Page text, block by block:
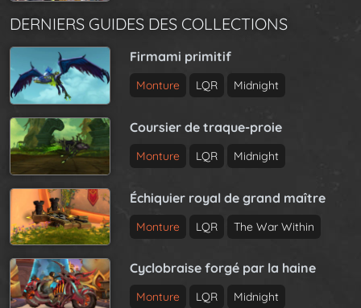
DERNIERS GUIDES DES COLLECTIONS
Firmami primitif
Monture LQR Midnight
Coursier de traque-proie
Monture LQR Midnight
Échiquier royal de grand maître
Monture LQR The War Within
Cyclobraise forgé par la haine
Monture LQR Midnight